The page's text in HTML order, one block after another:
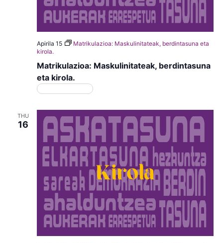
Matrikulazioa: Maskulinitateak, berdintasuna
eta kirola.
Apirila 15
Matrikulazioa: Maskulinitateak, berdintasuna eta
kirola.
THU
16